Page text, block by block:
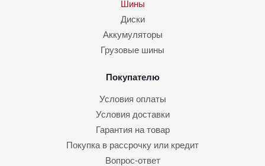
Шины
Диски
Аккумуляторы
Грузовые шины
Покупателю
Условия оплаты
Условия доставки
Гарантия на товар
Покупка в рассрочку или кредит
Вопрос-ответ